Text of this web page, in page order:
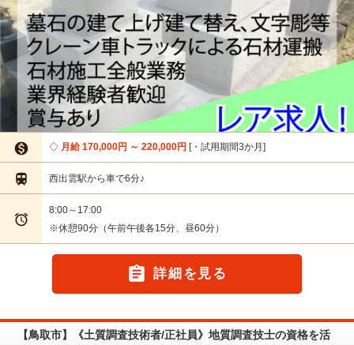
 月給 170,000円 ～ 220,000円 ・試用期間3か月
 西出雲駅から車で6分♪

8:00～17:00
※休憩90分（午前午後各15分、昼60分）
 詳細を見る
【鳥取市】《土質調査技術者/正社員》地質調査技士の資格を活